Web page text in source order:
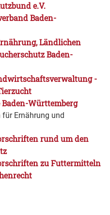
e.V.
Baden-
Ländlichen
Baden-
-
Baden-Württemberg
Ernährung und
rund um den
zu Futtermitteln